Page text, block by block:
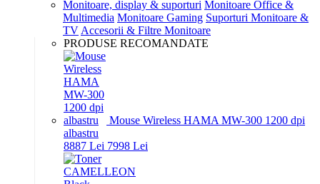
Monitoare, display & suporturi Monitoare Office &
Multimedia Monitoare Gaming Suporturi Monitoare &
TV Accesorii & Filtre Monitoare
PRODUSE RECOMANDATE
Mouse Wireless HAMA MW-300 1200 dpi
albastru
8887 Lei 7998 Lei